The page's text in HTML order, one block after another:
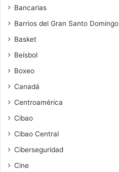
Bancarias
Barrios del Gran Santo Domingo
Basket
Beísbol
Boxeo
Canadá
Centroamérica
Cibao
Cibao Central
Ciberseguridad
Cine